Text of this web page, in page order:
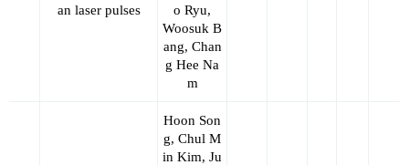
an laser pulses
o Ryu,
Woosuk B
ang, Chan
g Hee Na
m
Hoon Son
g, Chul M
in Kim, Ju